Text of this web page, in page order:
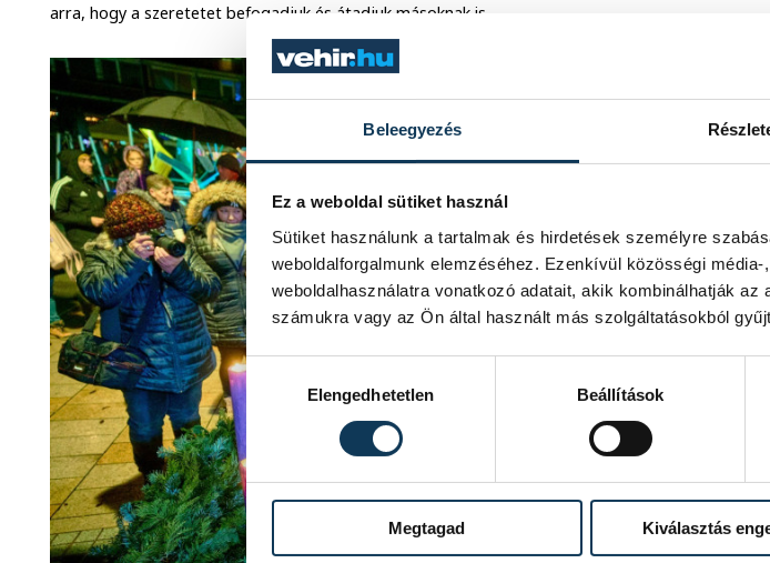
Beleegyezés
Ez a weboldal sütiket használ
Sütiket használunk a tartalmak és hirdetések személyre
weboldalforgalmunk elemzéséhez. Ezenkívül közösségi
weboldalhasználatra vonatkozó adatait, akik kombinálhatják
számukra vagy az Ön által használt más szolgáltatásokból
Hozzájárulás kiválasztása
Elengedhetetlen
Beállítások
Megtagad Kiválasztás
arra, hogy a szeretetet befogadjuk és átadjuk másoknak is.